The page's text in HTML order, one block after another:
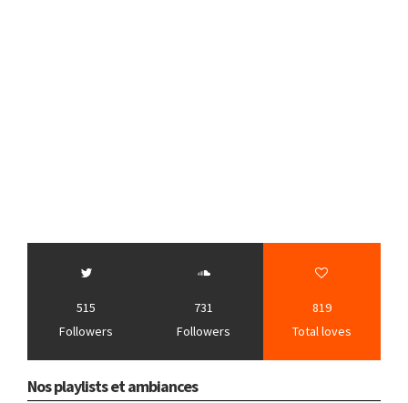
515
Followers
731
Followers
819
Total loves
Nos playlists et ambiances